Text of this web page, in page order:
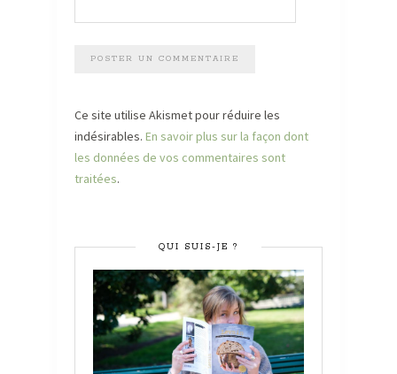
Ce site utilise Akismet pour réduire les
indésirables. En savoir plus sur la façon dont
les données de vos commentaires sont
traitées.
QUI SUIS-JE ?